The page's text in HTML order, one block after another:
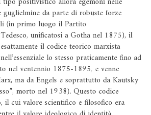
guglielmine da parte di robuste forze
(in primo luogo il Partito
unificatosi a Gotha nel 1875), il
il codice teorico marxista
lo stesso praticamente fino ad
nel ventennio 1875-1895, e venne
ma da Engels e soprattutto da Kautsky
morto nel 1938). Questo codice
il cui valore scientifico e filosofico era